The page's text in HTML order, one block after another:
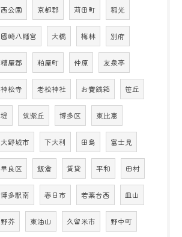
西公園 京都郡 苅田町 稲光
國崎八幡宮 大橋 梅林 別府
糟屋郡 粕屋町 仲原 友泉亭
神松寺 老松神社 お賽銭箱 笹丘
堤 筑紫丘 博多区 東比恵
大野城市 下大利 田島 富士見
早良区 飯倉 賃貸 平和 田村
博多駅南 春日市 若葉台西 皿山
野芥 東油山 久留米市 野中町